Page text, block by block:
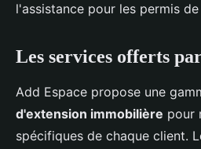
l'assistance pour les permis
Les services offerts
Add Espace propose une
d'extension immobilière pour
spécifiques de chaque client.